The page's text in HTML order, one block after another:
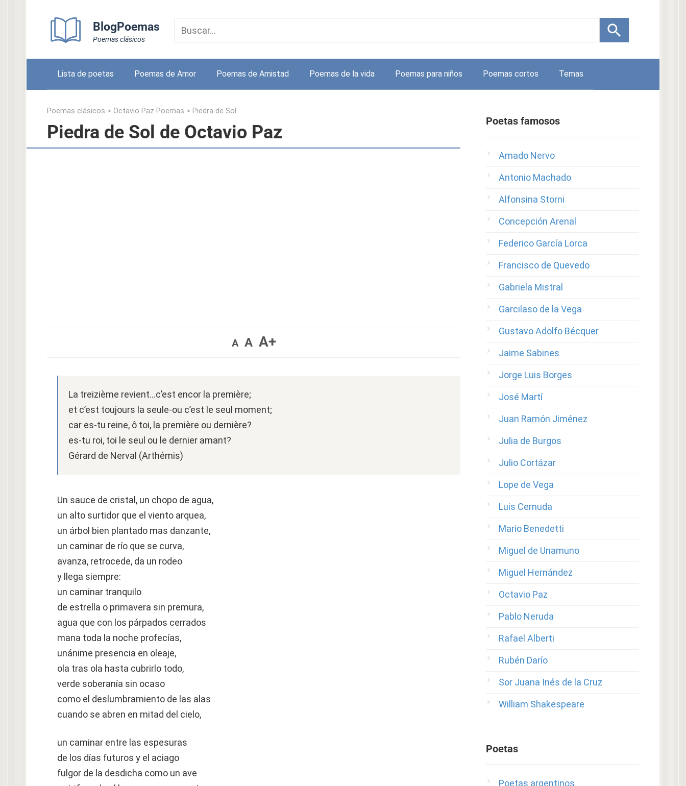
BlogPoemas
Poemas clásicos
Lista de poetas Poemas de Amor Poemas de Amistad Poemas de la vida Poemas para niños Poemas cortos Temas
Poemas clásicos > Octavio Paz Poemas > Piedra de Sol
Piedra de Sol de Octavio Paz
A A A+
La treizième revient…c’est encor la première;
et c’est toujours la seule-ou c’est le seul moment;
car es-tu reine, ô toi, la première ou dernière?
es-tu roi, toi le seul ou le dernier amant?
Gérard de Nerval (Arthémis)
Un sauce de cristal, un chopo de agua,
un alto surtidor que el viento arquea,
un árbol bien plantado mas danzante,
un caminar de río que se curva,
avanza, retrocede, da un rodeo
y llega siempre:
un caminar tranquilo
de estrella o primavera sin premura,
agua que con los párpados cerrados
mana toda la noche profecías,
unánime presencia en oleaje,
ola tras ola hasta cubrirlo todo,
verde soberanía sin ocaso
como el deslumbramiento de las alas
cuando se abren en mitad del cielo,
un caminar entre las espesuras
de los días futuros y el aciago
fulgor de la desdicha como un ave
Poetas famosos
Amado Nervo
Antonio Machado
Alfonsina Storni
Concepción Arenal
Federico García Lorca
Francisco de Quevedo
Gabriela Mistral
Garcilaso de la Vega
Gustavo Adolfo Bécquer
Jaime Sabines
Jorge Luis Borges
José Martí
Juan Ramón Jiménez
Julia de Burgos
Julio Cortázar
Lope de Vega
Luis Cernuda
Mario Benedetti
Miguel de Unamuno
Miguel Hernández
Octavio Paz
Pablo Neruda
Rafael Alberti
Rubén Darío
Sor Juana Inés de la Cruz
William Shakespeare
Poetas
Poetas argentinos